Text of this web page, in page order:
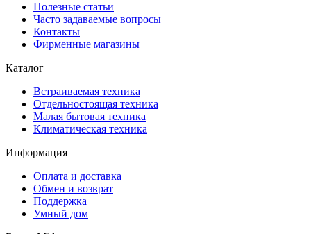
Полезные статьи
Часто задаваемые вопросы
Контакты
Фирменные магазины
Каталог
Встраиваемая техника
Отдельностоящая техника
Малая бытовая техника
Климатическая техника
Информация
Оплата и доставка
Обмен и возврат
Поддержка
Умный дом